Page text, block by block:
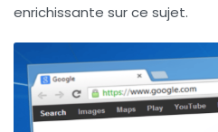
enrichissante sur ce sujet.